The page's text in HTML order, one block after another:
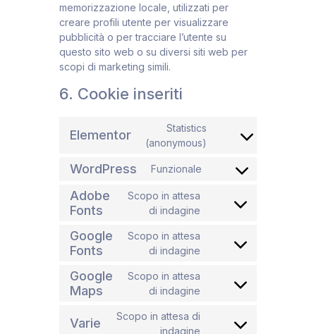
memorizzazione locale, utilizzati per
creare profili utente per visualizzare
pubblicità o per tracciare l’utente su
questo sito web o su diversi siti web per
scopi di marketing simili.
6. Cookie inseriti
Elementor
Statistics
(anonymous)
WordPress Funzionale
Adobe
Fonts
Scopo in attesa
di indagine
Google
Fonts
Scopo in attesa
di indagine
Google
Maps
Scopo in attesa
di indagine
Varie
Scopo in attesa di
indagine